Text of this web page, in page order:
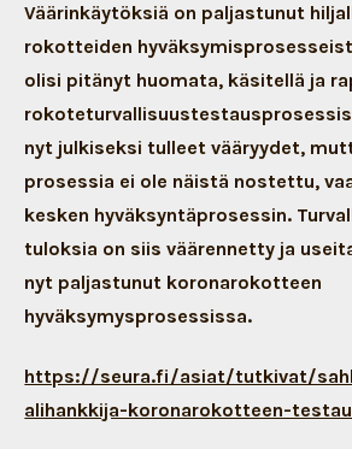
Väärinkäytöksiä on paljastunut
rokotteiden
olisi pitänyt huomata, käsitellä ja
nyt julkiseksi tulleet vääryydet,
prosessia ei ole näistä nostettu,
kesken hyväksyntäprosessin.
tuloksia on siis väärennetty ja
nyt paljastunut koronarokotteen
hyväksymysprosessissa.
https://seura.fi/asiat/tutkivat/
alihankkija-koronarokotteen-